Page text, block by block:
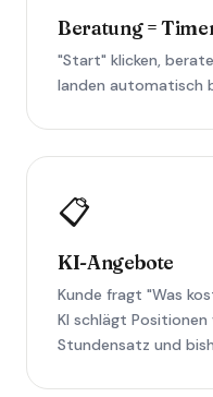
Beratung =
"Start" klicken,
landen automatisch
📋
KI-Angebote
Kunde fragt "Was
KI schlägt
Stundensatz und